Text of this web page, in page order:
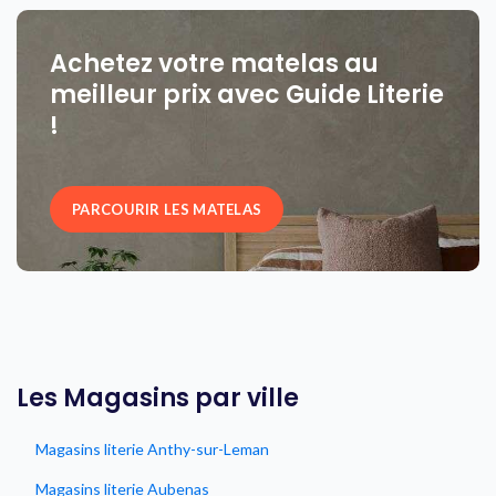
Achetez votre matelas au
meilleur prix avec Guide Literie
!
PARCOURIR LES MATELAS
Les Magasins par ville
Magasins literie Anthy-sur-Leman
Magasins literie Aubenas